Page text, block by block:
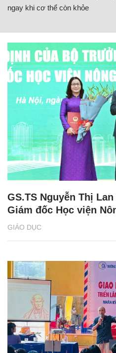
ngay khi cơ thể còn khỏe
GIÁO DỤC
GS.TS Nguyễn Thị
Giám đốc Học viện